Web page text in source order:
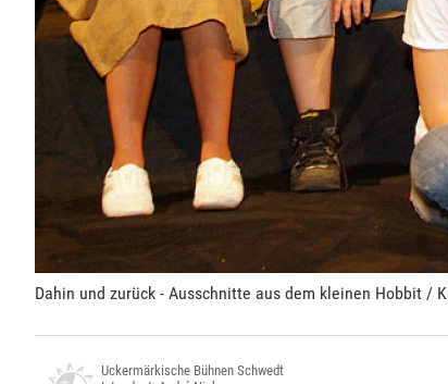
Dahin und zurück - Ausschnitte aus dem kleinen Hobbit /
Uckermärkische Bühnen Schwedt